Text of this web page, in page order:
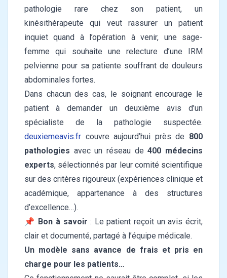
pathologie rare chez son patient, un
kinésithérapeute qui veut rassurer un patient
inquiet quand à l’opération à venir, une sage-
femme qui souhaite une relecture d’une IRM
pelvienne pour sa patiente souffrant de douleurs
abdominales fortes.
Dans chacun des cas, le soignant encourage le
patient à demander un deuxième avis d’un
spécialiste de la pathologie suspectée.
deuxiemeavis.fr couvre aujourd’hui près de 800
pathologies avec un réseau de400 médecins
experts, sélectionnés par leur comité scientifique
sur des critères rigoureux (expériences clinique et
académique, appartenance à des structures
d’excellence…).
📌 Bon à savoir : Le patient reçoit un avis écrit,
clair et documenté, partagé à l’équipe médicale.
Un modèle sans avance de frais et pris en
charge pour les patients…